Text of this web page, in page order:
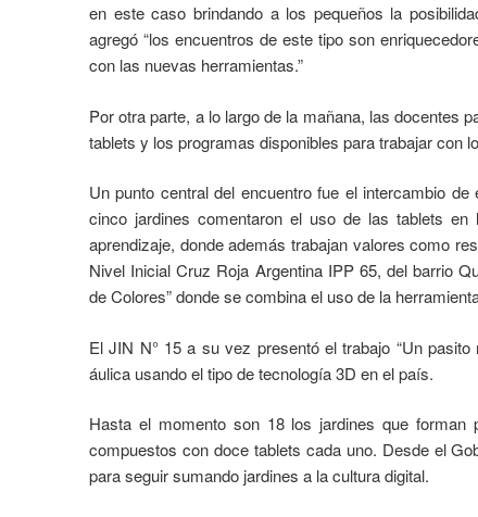
en este caso brindando a los pequeños la
agregó “los encuentros de este tipo son
con las nuevas herramientas.”
Por otra parte, a lo largo de la mañana, las docentes
tablets y los programas disponibles para trabajar con
Un punto central del encuentro fue el intercambio
cinco jardines comentaron el uso de las tablets
aprendizaje, donde además trabajan valores como
Nivel Inicial Cruz Roja Argentina IPP 65, del barrio
de Colores” donde se combina el uso de la
El JIN N° 15 a su vez presentó el trabajo “Un
áulica usando el tipo de tecnología 3D en el país.
Hasta el momento son 18 los jardines que forman
compuestos con doce tablets cada uno. Desde el
para seguir sumando jardines a la cultura digital.